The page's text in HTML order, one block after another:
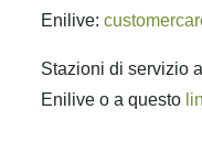
Enilive:
Stazioni di servizio
Enilive o a questo